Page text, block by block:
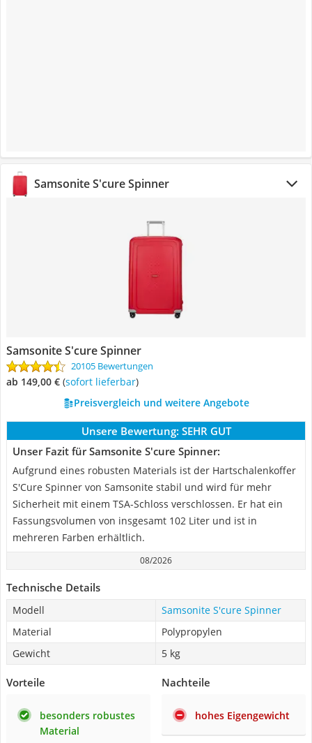
Samsonite S'cure Spinner
Samsonite S'cure Spinner
20105 Bewertungen
ab 149,00 € ( Sofort lieferbar)
Preisvergleich und weitere Angebote
Unsere Bewertung: SEHR GUT
Unser Fazit für Samsonite S'cure Spinner:
Aufgrund eines robusten Materials ist der Hartschalenkoffer
S'Cure Spinner von Samsonite stabil und wird für mehr
Sicherheit mit einem TSA-Schloss verschlossen. Er hat ein
Fassungsvolumen von insgesamt 102 Liter und ist in
mehreren Farben erhältlich.
08/2026
Technische Details
Modell
Samsonite S'cure Spinner
Material
Polypropylen
Gewicht
5 kg
Vorteile
besonders robustes
Material
Nachteile
hohes Eigengewicht